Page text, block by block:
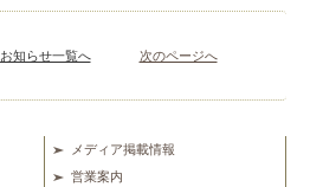
お知らせ一覧へ 次のページへ
メディア掲載情報
営業案内